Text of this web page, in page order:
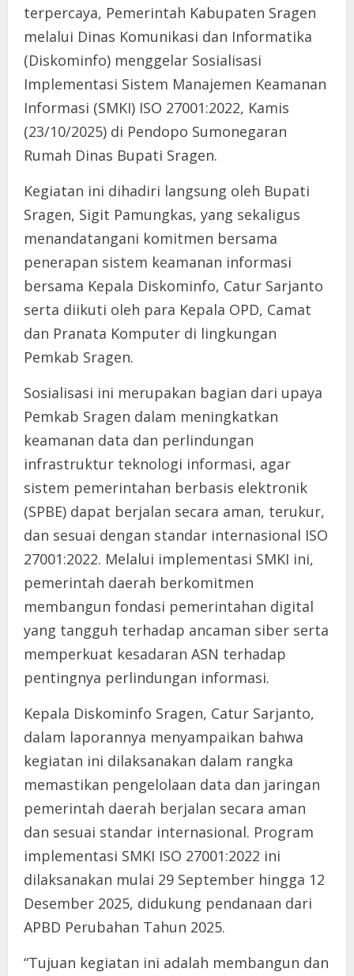
terpercaya, Pemerintah Kabupaten Sragen
melalui Dinas Komunikasi dan Informatika
(Diskominfo) menggelar Sosialisasi
Implementasi Sistem Manajemen Keamanan
Informasi (SMKI) ISO 27001:2022, Kamis
(23/10/2025) di Pendopo Sumonegaran
Rumah Dinas Bupati Sragen.
Kegiatan ini dihadiri langsung oleh Bupati
Sragen, Sigit Pamungkas, yang sekaligus
menandatangani komitmen bersama
penerapan sistem keamanan informasi
bersama Kepala Diskominfo, Catur Sarjanto
serta diikuti oleh para Kepala OPD, Camat
dan Pranata Komputer di lingkungan
Pemkab Sragen.
Sosialisasi ini merupakan bagian dari upaya
Pemkab Sragen dalam meningkatkan
keamanan data dan perlindungan
infrastruktur teknologi informasi, agar
sistem pemerintahan berbasis elektronik
(SPBE) dapat berjalan secara aman, terukur,
dan sesuai dengan standar internasional ISO
27001:2022. Melalui implementasi SMKI ini,
pemerintah daerah berkomitmen
membangun fondasi pemerintahan digital
yang tangguh terhadap ancaman siber serta
memperkuat kesadaran ASN terhadap
pentingnya perlindungan informasi.
Kepala Diskominfo Sragen, Catur Sarjanto,
dalam laporannya menyampaikan bahwa
kegiatan ini dilaksanakan dalam rangka
memastikan pengelolaan data dan jaringan
pemerintah daerah berjalan secara aman
dan sesuai standar internasional. Program
implementasi SMKI ISO 27001:2022 ini
dilaksanakan mulai 29 September hingga 12
Desember 2025, didukung pendanaan dari
APBD Perubahan Tahun 2025.
“Tujuan kegiatan ini adalah membangun dan